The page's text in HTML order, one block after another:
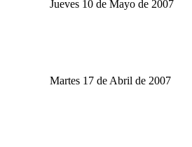
Jueves 10 de Mayo de 2007
Martes 17 de Abril de 2007